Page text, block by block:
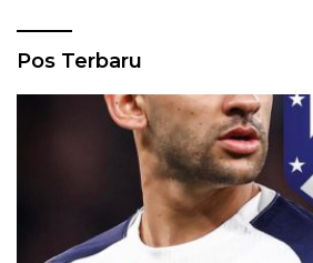
Pos Terbaru